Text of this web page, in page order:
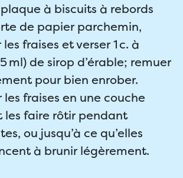
à biscuits à rebords
de papier parchemin,
fraises et verser 1 c. à
ml) de sirop d’érable; remuer
pour bien enrober.
les fraises en une couche
les faire rôtir pendant
ou jusqu’à ce qu’elles
à brunir légèrement.